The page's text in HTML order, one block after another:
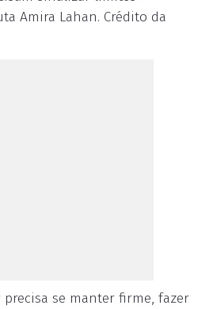
Amira Lahan. Crédito da
se manter firme, fazer